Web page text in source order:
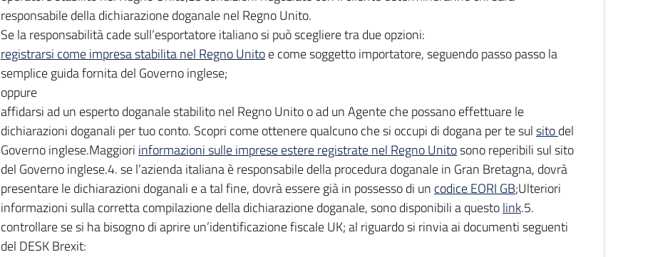
responsabile della dichiarazione doganale nel Regno Unito.
Se la responsabilità cade sull’esportatore italiano si può scegliere tra due opzioni:
registrarsi come impresa stabilita nel Regno Unitoe come soggetto importatore, seguendo passo passo la
semplice guida fornita del Governo inglese;
oppure
affidarsi ad un esperto doganale stabilito nel Regno Unito o ad un Agente che possano effettuare le
dichiarazioni doganali per tuo conto. Scopri come ottenere qualcuno che si occupi di dogana per te sulsitodel
Governo inglese.Maggiori informazioni sulle imprese estere registrate nel Regno Unitosono reperibili sul sito
del Governo inglese.4. se l’azienda italiana è responsabile della procedura doganale in Gran Bretagna, dovrà
presentare le dichiarazioni doganali e a tal fine, dovrà essere già in possesso di un codice EORI GB;Ulteriori
informazioni sulla corretta compilazione della dichiarazione doganale, sono disponibili a questolink.5.
controllare se si ha bisogno di aprire un’identificazione fiscale UK; al riguardo si rinvia ai documenti seguenti
del DESK Brexit: